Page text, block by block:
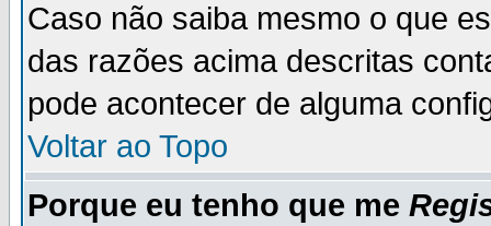
Caso não saiba mesmo o que
das razões acima descritas
pode acontecer de alguma
Voltar ao Topo
Porque eu tenho que me